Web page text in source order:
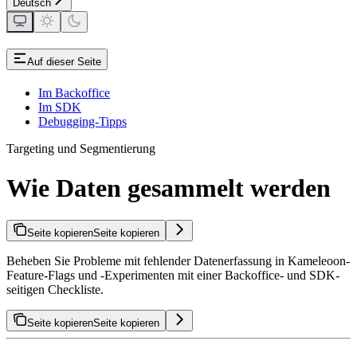
Deutsch
Auf dieser Seite
Im Backoffice
Im SDK
Debugging-Tipps
Targeting und Segmentierung
Wie Daten gesammelt werden
Seite kopierenSeite kopieren
Beheben Sie Probleme mit fehlender Datenerfassung in Kameleoon-
Feature-Flags und -Experimenten mit einer Backoffice- und SDK-
seitigen Checkliste.
Seite kopierenSeite kopieren